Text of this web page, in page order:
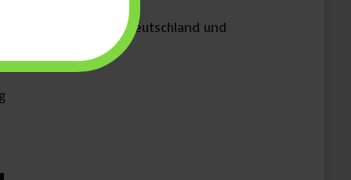
vor Ort (innerhalb Deutschland und